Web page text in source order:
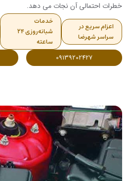
خطرات احتمالی آن نجات می دهد.
اعزام سریع در
سراسر شهرضا
خدمات
شبانه‌روزی ۲۴
ساعته
09139202427